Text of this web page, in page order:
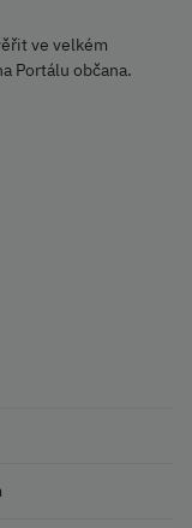
ve velkém
Portálu občana.